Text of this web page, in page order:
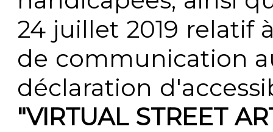
24 juillet 2019 relatif
de communication
déclaration
"VIRTUAL STREET